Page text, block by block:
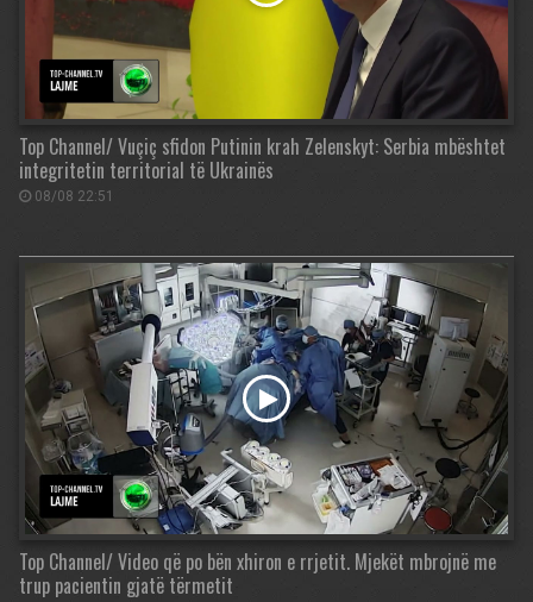
Top Channel/ Vuçiç sfidon Putinin krah Zelenskyt: Serbia mbështet
integritetin territorial të Ukrainës
08/08 22:51
Top Channel/ Video që po bën xhiron e rrjetit. Mjekët mbrojnë me
trup pacientin gjatë tërmetit